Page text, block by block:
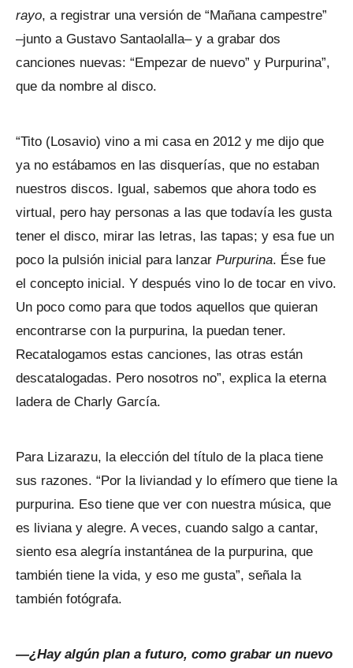
rayo, a registrar una versión de “Mañana campestre”
–junto a Gustavo Santaolalla– y a grabar dos
canciones nuevas: “Empezar de nuevo” y Purpurina”,
que da nombre al disco.
“Tito (Losavio) vino a mi casa en 2012 y me dijo que
ya no estábamos en las disquerías, que no estaban
nuestros discos. Igual, sabemos que ahora todo es
virtual, pero hay personas a las que todavía les gusta
tener el disco, mirar las letras, las tapas; y esa fue un
poco la pulsión inicial para lanzar Purpurina. Ése fue
el concepto inicial. Y después vino lo de tocar en vivo.
Un poco como para que todos aquellos que quieran
encontrarse con la purpurina, la puedan tener.
Recatalogamos estas canciones, las otras están
descatalogadas. Pero nosotros no”, explica la eterna
ladera de Charly García.
Para Lizarazu, la elección del título de la placa tiene
sus razones. “Por la liviandad y lo efímero que tiene la
purpurina. Eso tiene que ver con nuestra música, que
es liviana y alegre. A veces, cuando salgo a cantar,
siento esa alegría instantánea de la purpurina, que
también tiene la vida, y eso me gusta”, señala la
también fotógrafa.
—¿Hay algún plan a futuro, como grabar un nuevo